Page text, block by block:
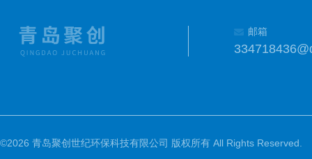
邮箱
©2026 青岛聚创世纪环保科技有限公司 版权所有 All Rights Reserved.